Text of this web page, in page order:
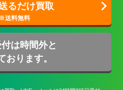
るだけ買取
は時間外と
おります。